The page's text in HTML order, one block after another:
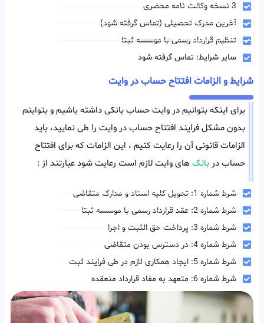
3 نسخه وکالت نامه محضری
آخرین مدرک تحصیلی (تماس گرفته شود)
تنظیم قرارداد رسمی با موسسه ثبتا
سایر شرایط: تماس گرفته شود
شرایط و الزامات افتتاح حساب در وایت
برای اینکه بتوانیم در وایت حساب بانکی داشته باشیم و بتواینم
بدون مشکل فرایند افتتاح حساب در وایت را طی نمایید، باید
الزامات قانونی آن را رعایت کنیم ، این الزامات که برای افتتاح
حساب در بانک های وایت لازم است رعایت شود عبارتند از :
شرط شماره 1: تحویل کلیه اسناد و مدارک متقاضی
شرط شماره 2: عقد قرارداد رسمی با موسسه ثبتا
شرط شماره 3: پرداخت حق الثبت و اجرا
شرط شماره 4: در دسترس بودن متقاضی
شرط شماره 5: ایجاد همکاری لازم در طی فرایند ثبت
شرط شماره 6: متعهد به مفاد قرارداد منعقده